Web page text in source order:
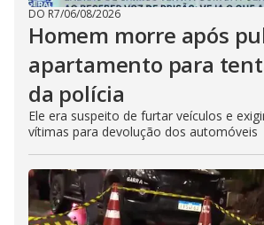
DO R7/06/08/2026
Homem morre após
apartamento para
da polícia
Ele era suspeito de furtar veículos e
vítimas para devolução dos automóveis